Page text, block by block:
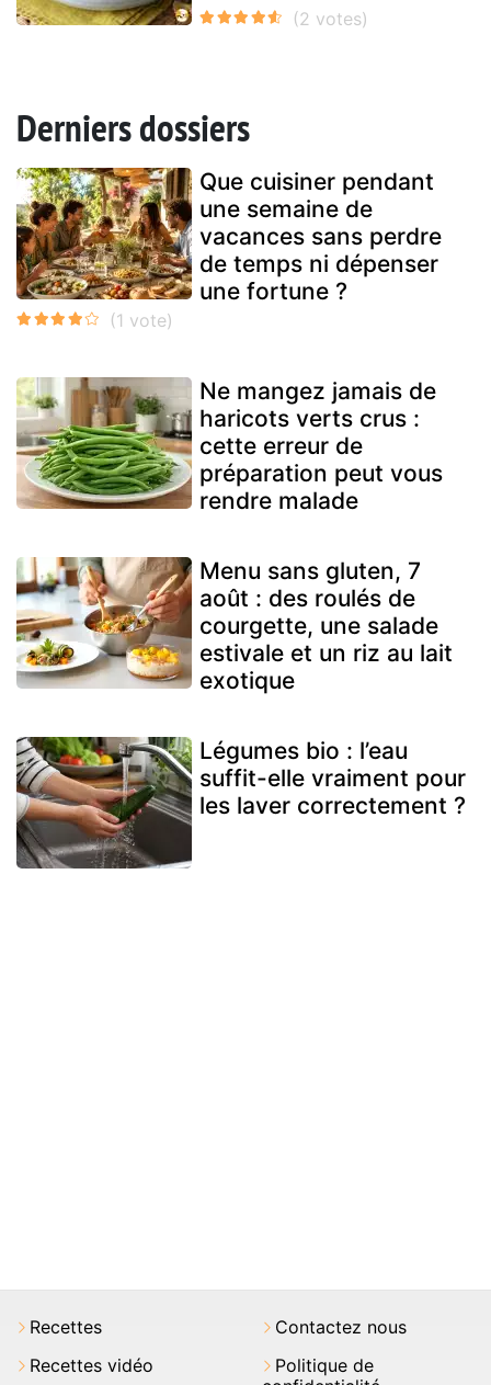
Derniers dossiers
Que cuisiner pendant
une semaine de
vacances sans perdre
de temps ni dépenser
une fortune ?
Ne mangez jamais de
haricots verts crus :
cette erreur de
préparation peut vous
rendre malade
Menu sans gluten, 7
août : des roulés de
courgette, une salade
estivale et un riz au lait
exotique
Légumes bio : l’eau
suffit-elle vraiment pour
les laver correctement ?
Recettes
Recettes vidéo
Contactez nous
Politique de